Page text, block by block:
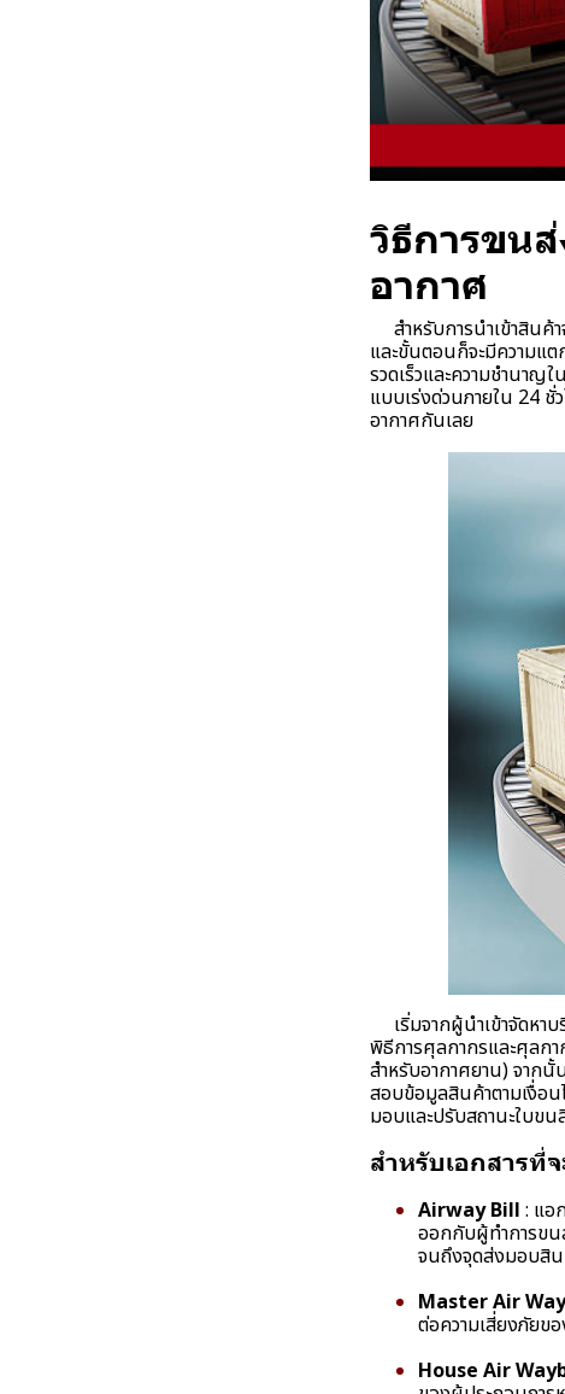
วิธีการขน
อากาศ
สำหรับการนำเข้าสินค้า
และขั้นตอนก็จะมีความแ
รวดเร็วและความชำนาญ
แบบเร่งด่วนภายใน 24 ชั่
อากาศกันเลย
เริ่มจากผู้นำเข้าจัดหา
พิธีการศุลกากรและศุลก
สำหรับอากาศยาน) จากนั้
สอบข้อมูลสินค้าตามเงื่อ
มอบและปรับสถานะใบข
สำหรับเอกสารที่
Airway Bill : แอ
ออกกับผู้ทำการข
จนถึงจุดส่งมอบสิน
Master Air
ต่อความเสี่ยงภัยข
House Air